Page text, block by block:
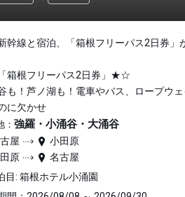
幹線と宿泊、「箱根フリーパス2日券」
根フリーパス2日券」★☆
も！芦ノ湖も！電車やバス、ロープウ
に欠かせ
： 強羅・小涌谷・大涌谷
屋
小田原
原
名古屋
目: 箱根ホテル小涌園